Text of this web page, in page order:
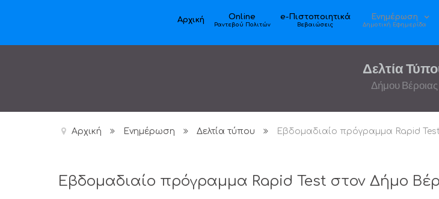
Αρχική Online
Ραντεβού Πολιτών
e-Πιστοποιητικά
Βεβαιώσεις
Ενημέρωση
Δημοτική Εφημερίδα
Δελτία
Δήμου Βέροιας
Αρχική Ενημέρωση Δελτία τύπου Εβδομαδιαίο πρόγραμμα Rapid
Εβδομαδιαίο πρόγραμμα Rapid Test στον Δήμο